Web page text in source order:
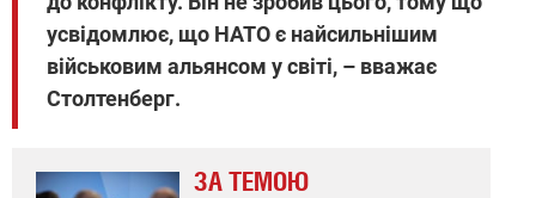
усвідомлює, що НАТО є найсильнішим
військовим альянсом у світі, – вважає
Столтенберг.
ЗА ТЕМОЮ